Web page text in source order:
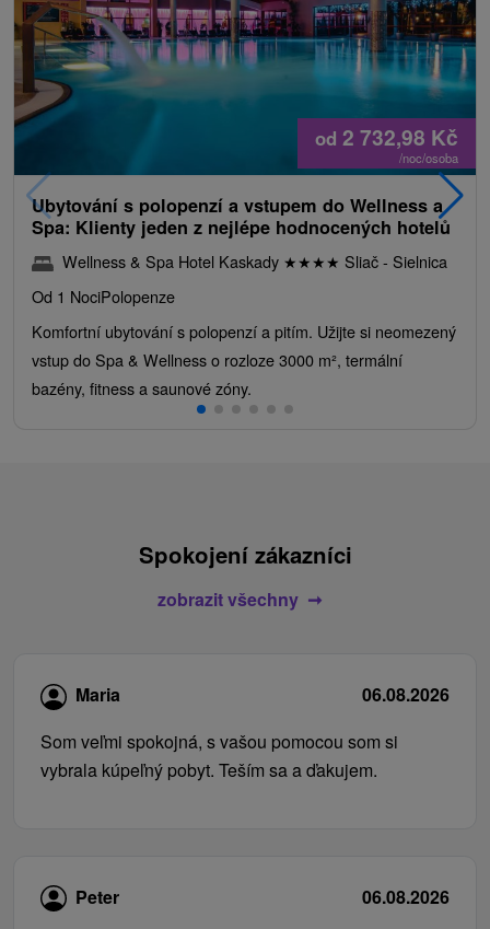
od 2 732,98 Kč
/noc/osoba
Ubytování s polopenzí a vstupem do Wellness a
Spa: Klienty jeden z nejlépe hodnocených hotelů
Wellness & Spa Hotel Kaskady ★★★★ Sliač - Sielnica
Od 1 NociPolopenze
Komfortní ubytování s polopenzí a pitím. Užijte si neomezený
vstup do Spa & Wellness o rozloze 3000 m², termální
bazény, fitness a saunové zóny.
Spokojení zákazníci
zobrazit všechny
Maria
06.08.2026
Som veľmi spokojná, s vašou pomocou som si
vybrala kúpeľný pobyt. Teším sa a ďakujem.
Peter
06.08.2026